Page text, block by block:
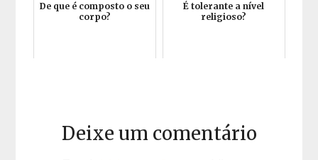
De que é composto o seu
corpo?
É tolerante a nível
religioso?
Deixe um comentário